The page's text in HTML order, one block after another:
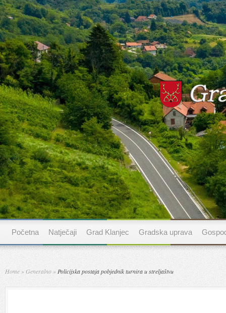
Početna Natječaji Grad Klanjec Gradska uprava
Home »Generalno » Policijska postaja pobjednik turnira u streljaštvu